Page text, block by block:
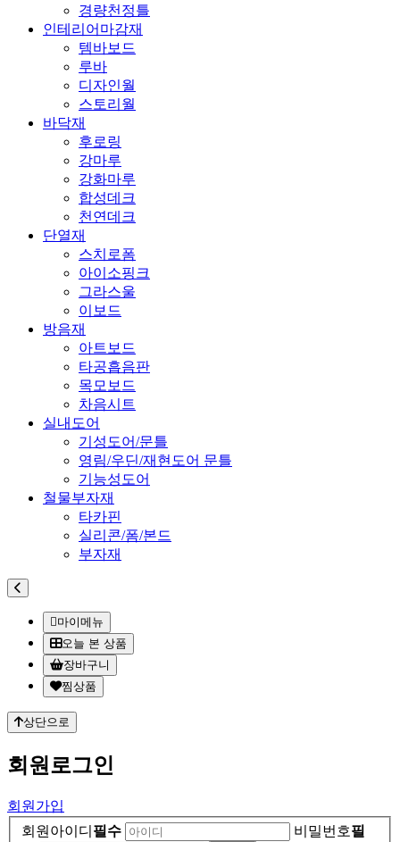
경량천정틀
인테리어마감재
템바보드
루바
디자인월
스토리월
바닥재
후로링
강마루
강화마루
합성데크
천연데크
단열재
스치로폼
아이소핑크
그라스울
이보드
방음재
아트보드
타공흡음판
목모보드
차음시트
실내도어
기성도어/문틀
영림/우딘/재현도어 문틀
기능성도어
철물부자재
타카핀
실리콘/폼/본드
부자재
마이메뉴
오늘 본 상품
장바구니
찜상품
상단으로
회원 로그인
회원가입
회원아이디 필수 비밀번호필